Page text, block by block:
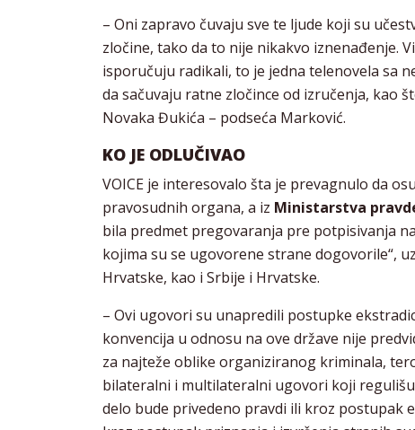
– Oni zapravo čuvaju sve te ljude koji su
zločine, tako da to nije nikakvo iznenađenje.
isporučuju radikali, to je jedna telenovela sa
da sačuvaju ratne zločince od izručenja, kao
Novaka Đukića – podseća Marković.
KO JE ODLUČIVAO
VOICE je interesovalo šta je prevagnulo da
pravosudnih organa, a iz Ministarstva
bila predmet pregovaranja pre potpisivanja
kojima su se ugovorene strane dogovorile“,
Hrvatske, kao i Srbije i Hrvatske.
– Ovi ugovori su unapredili postupke
konvencija u odnosu na ove države nije
za najteže oblike organiziranog kriminala,
bilateralni i multilateralni ugovori koji
delo bude privedeno pravdi ili kroz